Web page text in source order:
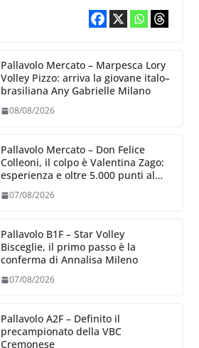
Pallavolo Mercato – Marpesca Lory
Volley Pizzo: arriva la giovane italo–
brasiliana Any Gabrielle Milano
08/08/2026
Pallavolo Mercato – Don Felice
Colleoni, il colpo è Valentina Zago:
esperienza e oltre 5.000 punti al
07/08/2026
Pallavolo B1F – Star Volley
Bisceglie, il primo passo è la
conferma di Annalisa Mileno
07/08/2026
Pallavolo A2F – Definito il
precampionato della VBC
Cremonese